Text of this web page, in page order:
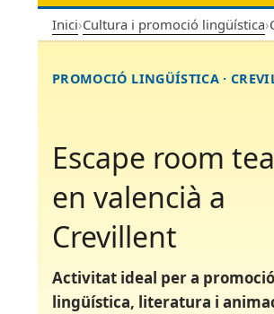
Inici›Cultura i promoció lingüística›
PROMOCIÓ LINGÜÍSTICA ·
Escape room
en valencià a
Crevillent
Activitat ideal per a promoció
lingüística, literatura i